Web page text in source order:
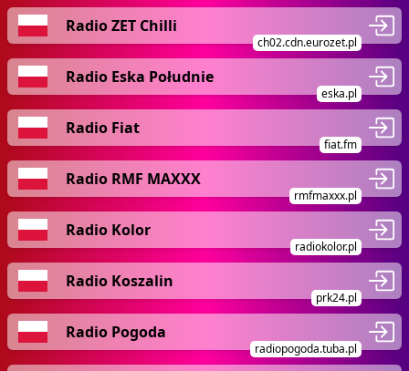
Radio ZET Chilli
ch02.cdn.eurozet.pl
Radio Eska Południe
eska.pl
Radio Fiat
fiat.fm
Radio RMF MAXXX
rmfmaxxx.pl
Radio Kolor
radiokolor.pl
Radio Koszalin
prk24.pl
Radio Pogoda
radiopogoda.tuba.pl